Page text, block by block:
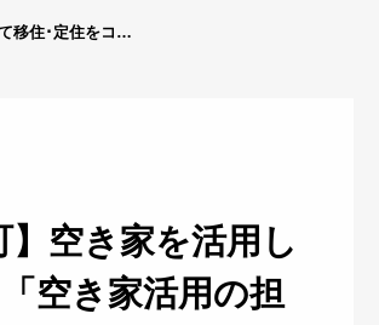
移住･定住をコ…
空き家を活用し
空き家活用の担